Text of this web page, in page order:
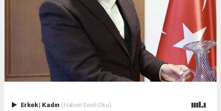
Erkek| Kadın (Haberi Sesli Oku)